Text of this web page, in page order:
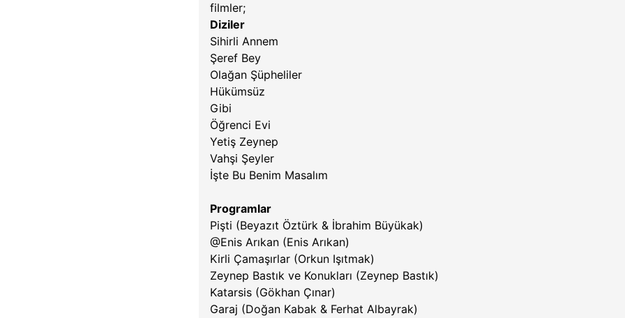
filmler;
Diziler
Sihirli Annem
Şeref Bey
Olağan Şüpheliler
Hükümsüz
Gibi
Öğrenci Evi
Yetiş Zeynep
Vahşi Şeyler
İşte Bu Benim Masalım
Programlar
Pişti (Beyazıt Öztürk & İbrahim Büyükak)
@Enis Arıkan (Enis Arıkan)
Kirli Çamaşırlar (Orkun Işıtmak)
Zeynep Bastık ve Konukları (Zeynep Bastık)
Katarsis (Gökhan Çınar)
Garaj (Doğan Kabak & Ferhat Albayrak)